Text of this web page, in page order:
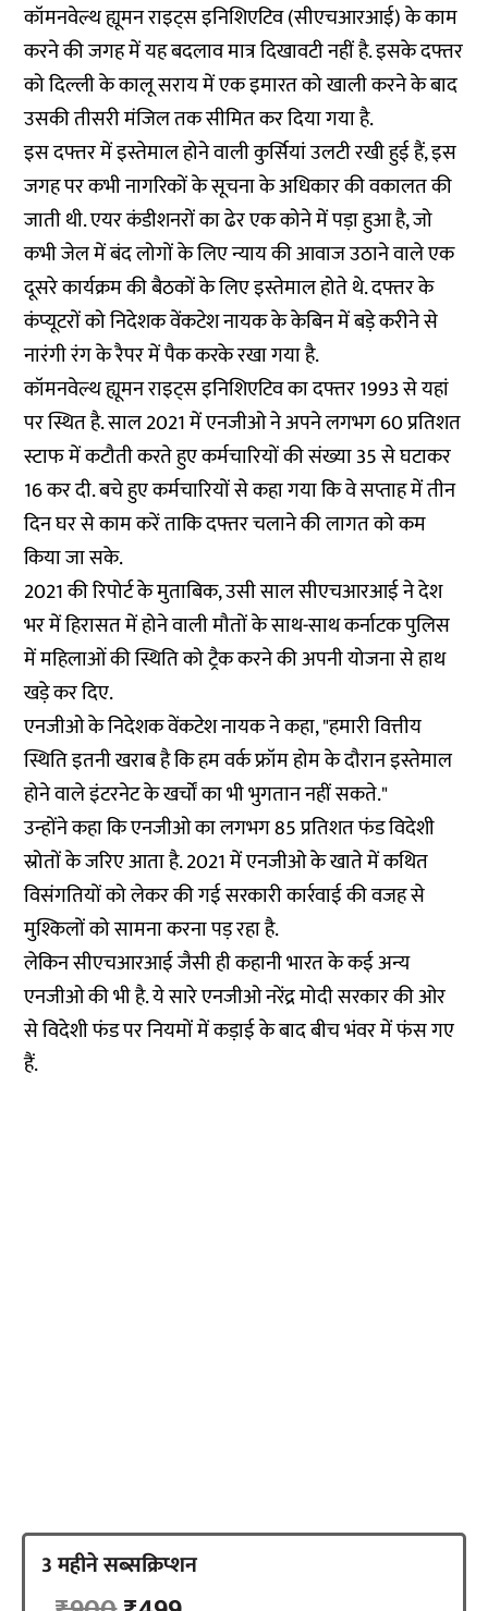
कॉमनवेल्थ ह्यूमन राइट्स इनिशिएटिव (सीएचआरआई) के काम
करने की जगह में यह बदलाव मात्र दिखावटी नहीं है. इसके दफ्तर
को दिल्ली के कालू सराय में एक इमारत को खाली करने के बाद
उसकी तीसरी मंजिल तक सीमित कर दिया गया है.
इस दफ्तर में इस्तेमाल होने वाली कुर्सियां उलटी रखी हुई हैं, इस
जगह पर कभी नागरिकों के सूचना के अधिकार की वकालत की
जाती थी. एयर कंडीशनरों का ढेर एक कोने में पड़ा हुआ है, जो
कभी जेल में बंद लोगों के लिए न्याय की आवाज उठाने वाले एक
दूसरे कार्यक्रम की बैठकों के लिए इस्तेमाल होते थे. दफ्तर के
कंप्यूटरों को निदेशक वेंकटेश नायक के केबिन में बड़े करीने से
नारंगी रंग के रैपर में पैक करके रखा गया है.
कॉमनवेल्थ ह्यूमन राइट्स इनिशिएटिव का दफ्तर 1993 से यहां
पर स्थित है. साल 2021 में एनजीओ ने अपने लगभग 60 प्रतिशत
स्टाफ में कटौती करते हुए कर्मचारियों की संख्या 35 से घटाकर
16 कर दी. बचे हुए कर्मचारियों से कहा गया कि वे सप्ताह में तीन
दिन घर से काम करें ताकि दफ्तर चलाने की लागत को कम
किया जा सके.
2021 की रिपोर्ट के मुताबिक, उसी साल सीएचआरआई ने देश
भर में हिरासत में होने वाली मौतों के साथ-साथ कर्नाटक पुलिस
में महिलाओं की स्थिति को ट्रैक करने की अपनी योजना से हाथ
खड़े कर दिए.
एनजीओ के निदेशक वेंकटेश नायक ने कहा, "हमारी वित्तीय
स्थिति इतनी खराब है कि हम वर्क फ्रॉम होम के दौरान इस्तेमाल
होने वाले इंटरनेट के खर्चों का भी भुगतान नहीं सकते."
उन्होंने कहा कि एनजीओ का लगभग 85 प्रतिशत फंड विदेशी
स्रोतों के जरिए आता है. 2021 में एनजीओ के खाते में कथित
विसंगतियों को लेकर की गई सरकारी कार्रवाई की वजह से
मुश्किलों को सामना करना पड़ रहा है.
लेकिन सीएचआरआई जैसी ही कहानी भारत के कई अन्य
एनजीओ की भी है. ये सारे एनजीओ नरेंद्र मोदी सरकार की ओर
से विदेशी फंड पर नियमों में कड़ाई के बाद बीच भंवर में फंस गए
हैं.
3 महीने सब्सक्रिप्शन